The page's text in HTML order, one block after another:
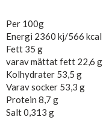
Per 100g
Energi 2360 kj/566 kcal
Fett 35 g
varav mättat fett 22,6 g
Kolhydrater 53,5 g
Varav socker 53,3 g
Protein 8,7 g
Salt 0,313 g